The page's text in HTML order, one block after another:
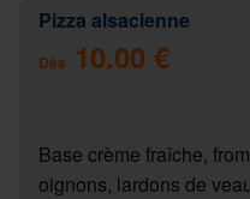
Pizza alsacienne
Dès 10.00 €
Base crème fraîche,
oignons, lardons de